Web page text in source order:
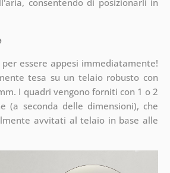
consentendo di posizionarli in
essere appesi immediatamente!
tesa su un telaio robusto con
I quadri vengono forniti con 1 o 2
(a seconda delle dimensioni), che
avvitati al telaio in base alle